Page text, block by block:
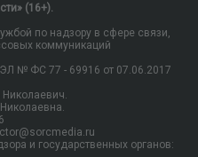
(16+).
по надзору в сфере связи,
коммуникаций
№ ФС 77 - 69916 от 07.06.2017
и государственных органов: